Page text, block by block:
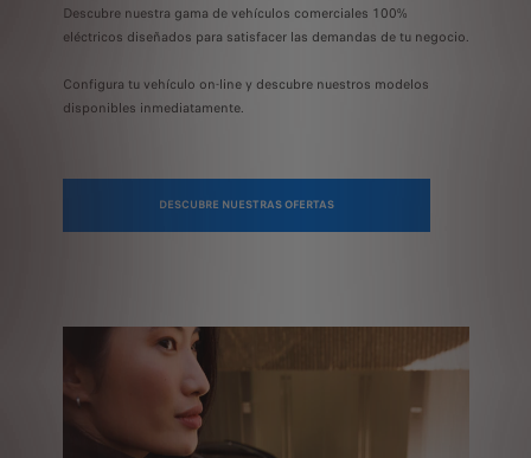
Descubre nuestra gama de vehículos comerciales 100%
eléctricos diseñados para satisfacer las demandas de tu negocio.
Configura tu vehículo on-line y descubre nuestros modelos
disponibles inmediatamente.
DESCUBRE NUESTRAS OFERTAS